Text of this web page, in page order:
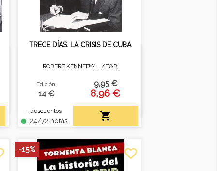
TRECE DÍAS. LA CRISIS DE CUBA
ROBERT KENNEDY/... / T&B
Edición:
14 €
+ descuentos
fiber_manual_record 24/72 horas
9,95 €
8,96 €

Período breve, pero que pareció
favorite_border
-15%